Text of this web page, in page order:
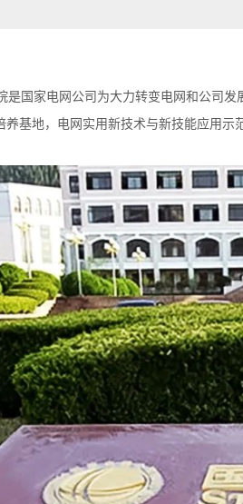
国家电网公司为大力转变电网和公司发
养基地，电网实用新技术与新技能应用示